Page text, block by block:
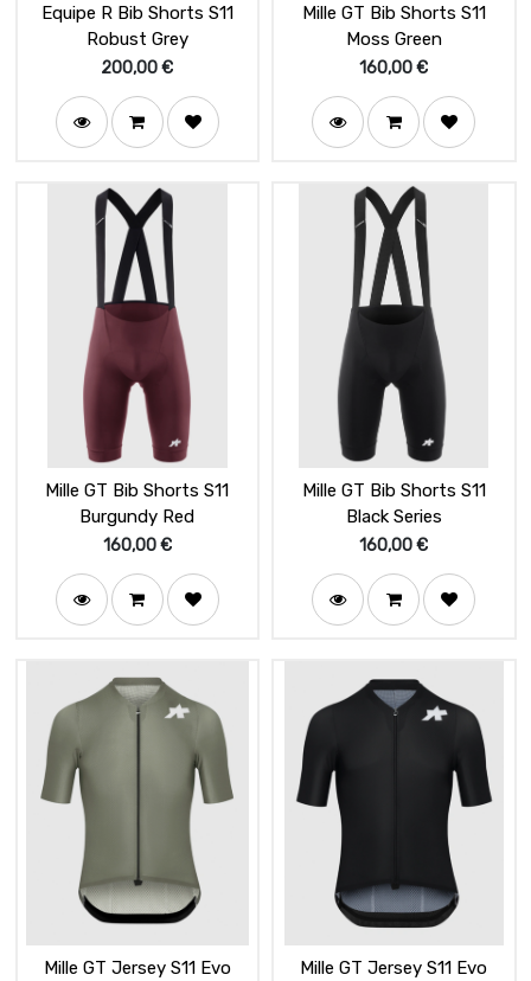
Equipe R Bib Shorts S11
Robust Grey
200,00€
Mille GT Bib Shorts S11
Moss Green
160,00€
Mille GT Bib Shorts S11
Burgundy Red
160,00€
Mille GT Bib Shorts S11
Black Series
160,00€
Mille GT Jersey S11 Evo
Mille GT Jersey S11 Evo